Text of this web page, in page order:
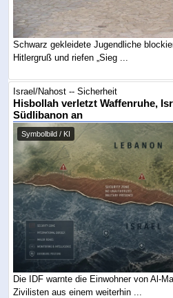
Schwarz gekleidete Jugendliche
Hitlergruß und riefen „Sieg ...
Israel/Nahost -- Sicherheit
Hisbollah verletzt Waffenruhe,
Südlibanon an
Symbolbild / KI
Die IDF warnte die Einwohner von Al-
Zivilisten aus einem weiterhin ...